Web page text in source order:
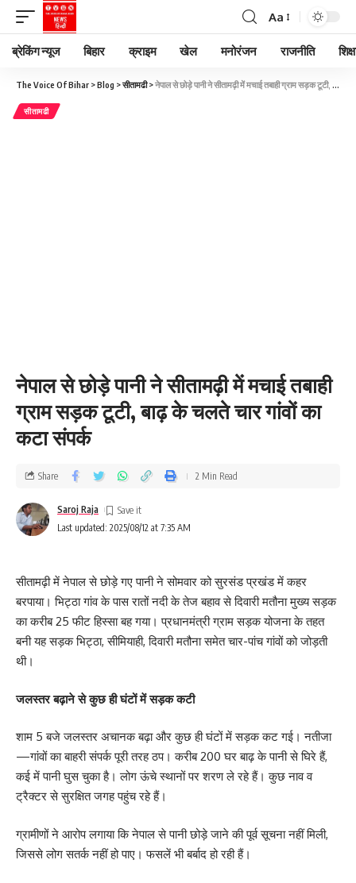
Aa
ब्रेकिंग न्यूज बिहार क्राइम खेल मनोरंजन राजनीति
The Voice Of Bihar >Blog >सीतामढी>नेपाल से छोड़े पानी ने सीतामढ़ी में मचाई तबाही ग्राम सड़क टूटी, बाढ़ के चलते चार गांवों का कटा संपर्क
सीतामढी
नेपाल से छोड़े पानी ने सीतामढ़ी में मचाई तबाही
ग्राम सड़क टूटी, बाढ़ के चलते चार गांवों का
कटा संपर्क
Last updated: 2025/08/12 at 7:35 AM
Saroj Raja
Share 2 Min Read
सीतामढ़ी में नेपाल से छोड़े गए पानी ने सोमवार को सुरसंड प्रखंड में कहर
बरपाया। भिट्ठा गांव के पास रातों नदी के तेज बहाव से दिवारी मतौना मुख्य सड़क
का करीब 25 फीट हिस्सा बह गया। प्रधानमंत्री ग्राम सड़क योजना के तहत
बनी यह सड़क भिट्ठा, सीमियाही, दिवारी मतौना समेत चार-पांच गांवों को जोड़ती
थी।
जलस्तर बढ़ाने से कुछ ही घंटों में सड़क कटी
शाम 5 बजे जलस्तर अचानक बढ़ा और कुछ ही घंटों में सड़क कट गई। नतीजा
—गांवों का बाहरी संपर्क पूरी तरह ठप। करीब 200 घर बाढ़ के पानी से घिरे हैं,
कई में पानी घुस चुका है। लोग ऊंचे स्थानों पर शरण ले रहे हैं। कुछ नाव व
ट्रैक्टर से सुरक्षित जगह पहुंच रहे हैं।
ग्रामीणों ने आरोप लगाया कि नेपाल से पानी छोड़े जाने की पूर्व सूचना नहीं मिली,
जिससे लोग सतर्क नहीं हो पाए। फसलें भी बर्बाद हो रही हैं।